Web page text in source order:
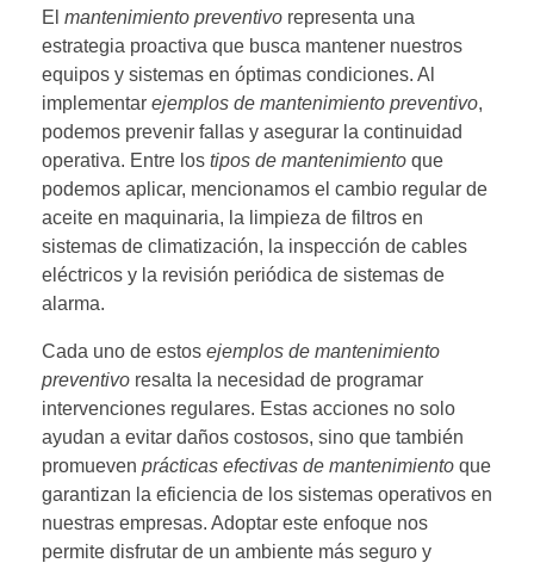
El mantenimiento preventivo representa una
estrategia proactiva que busca mantener nuestros
equipos y sistemas en óptimas condiciones. Al
implementar ejemplos de mantenimiento preventivo,
podemos prevenir fallas y asegurar la continuidad
operativa. Entre los tipos de mantenimiento que
podemos aplicar, mencionamos el cambio regular de
aceite en maquinaria, la limpieza de filtros en
sistemas de climatización, la inspección de cables
eléctricos y la revisión periódica de sistemas de
alarma.
Cada uno de estos ejemplos de mantenimiento
preventivo resalta la necesidad de programar
intervenciones regulares. Estas acciones no solo
ayudan a evitar daños costosos, sino que también
promueven prácticas efectivas de mantenimiento que
garantizan la eficiencia de los sistemas operativos en
nuestras empresas. Adoptar este enfoque nos
permite disfrutar de un ambiente más seguro y